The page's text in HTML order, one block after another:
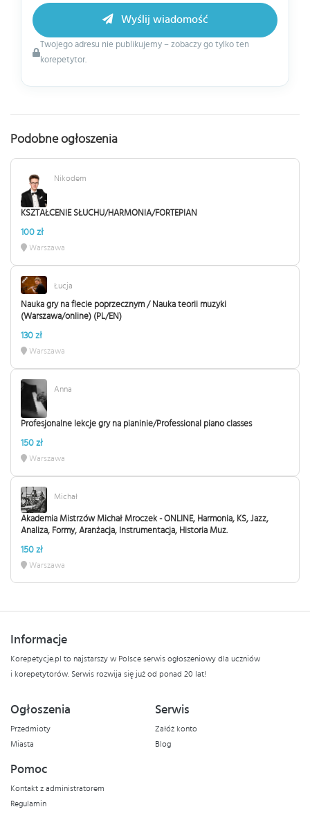
Twojego adresu nie publikujemy – zobaczy go tylko ten
korepetytor.
Wyślij wiadomość
Podobne ogłoszenia
Nikodem
KSZTAŁCENIE SŁUCHU/HARMONIA/FORTEPIAN
100 zł
Warszawa
Łucja
Nauka gry na flecie poprzecznym / Nauka teorii muzyki
(Warszawa/online) (PL/EN)
130 zł
Warszawa
Anna
Profesjonalne lekcje gry na pianinie/Professional piano classes
150 zł
Warszawa
Michał
Akademia Mistrzów Michał Mroczek - ONLINE, Harmonia, KS, Jazz,
Analiza, Formy, Aranżacja, Instrumentacja, Historia Muz.
150 zł
Warszawa
Informacje
Korepetycje.pl to najstarszy w Polsce serwis ogłoszeniowy dla uczniów
i korepetytorów. Serwis rozwija się już od ponad 20 lat!
Ogłoszenia
Przedmioty
Miasta
Serwis
Załóż konto
Blog
Pomoc
Kontakt z administratorem
Regulamin